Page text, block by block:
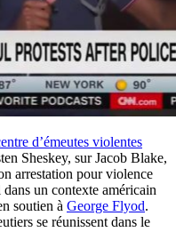
d’émeutes violentes
Sheskey, sur Jacob Blake,
arrestation pour violence
un contexte américain
soutien à George Flyod.
se réunissent dans le